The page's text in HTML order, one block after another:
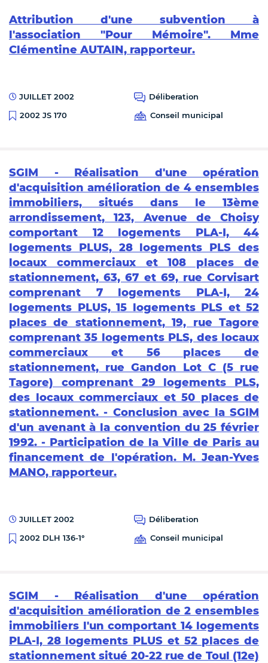
Attribution d'une subvention à
l'association "Pour Mémoire". Mme
Clémentine AUTAIN, rapporteur.
JUILLET 2002
Déliberation
2002 JS 170
Conseil municipal
SGIM - Réalisation d'une opération
d'acquisition amélioration de 4 ensembles
immobiliers, situés dans le 13ème
arrondissement, 123, Avenue de Choisy
comportant 12 logements PLA-I, 44
logements PLUS, 28 logements PLS des
locaux commerciaux et 108 places de
stationnement, 63, 67 et 69, rue Corvisart
comprenant 7 logements PLA-I, 24
logements PLUS, 15 logements PLS et 52
places de stationnement, 19, rue Tagore
comprenant 35 logements PLS, des locaux
commerciaux et 56 places de
stationnement, rue Gandon Lot C (5 rue
Tagore) comprenant 29 logements PLS,
des locaux commerciaux et 50 places de
stationnement. - Conclusion avec la SGIM
d'un avenant à la convention du 25 février
1992. - Participation de la Ville de Paris au
financement de l'opération. M. Jean-Yves
MANO, rapporteur.
JUILLET 2002
Déliberation
2002 DLH 136-1°
Conseil municipal
SGIM - Réalisation d'une opération
d'acquisition amélioration de 2 ensembles
immobiliers l'un comportant 14 logements
PLA-I, 28 logements PLUS et 52 places de
stationnement situé 20-22 rue de Toul (12e)